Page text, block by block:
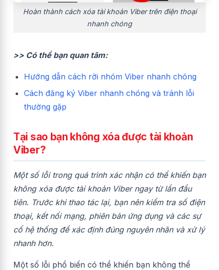
Hoàn thành cách xóa tài khoản Viber trên điện thoại
nhanh chóng
>> Có thể bạn quan tâm:
Hướng dẫn cách rời nhóm Viber nhanh chóng
Cách đăng ký Viber nhanh chóng và tránh lỗi
thường gặp
Tại sao bạn không xóa được tài khoản
Viber?
Một số lỗi trong quá trình xác nhận có thể khiến bạn
không xóa được tài khoản Viber ngay từ lần đầu
tiên. Trước khi thao tác lại, bạn nên kiểm tra số điện
thoại, kết nối mạng, phiên bản ứng dụng và các sự
cố hệ thống để xác định đúng nguyên nhân và xử lý
nhanh hơn.
Một số lỗi phổ biến có thể khiến bạn không thể